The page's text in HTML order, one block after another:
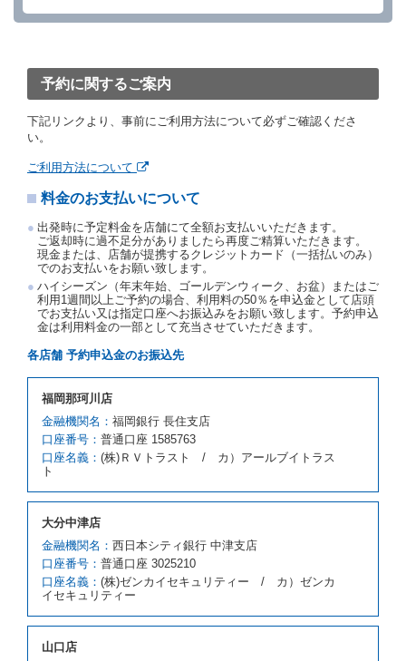
を１時間以上経過してもレンタカー貸渡契約（以下
約取消手数料を当社に支払うものとし、当社は、この
予約取消手数料の支払いがあったときは、受領済の予
約申込金を借受人に返還するものとします。
当社の都合により、予約が取り消されたとき、又は貸
約申込金を返還するものとします。
若しくは当社のいずれの責にもよらない事由により貸
たものとします。この場合、当社は受領済の予約申込
金を返還するものとします。
第５条（代替レンタカー）
当社は、借受人から予約のあった車種クラスのレンタ
カーを貸し渡すことができないときは、予約と異なる
車種クラスのレンタカー（以下「代替レンタカー」と
いいます。）の貸渡しを申し入れることができるもの
とします。
クラスを除き予約時と同一の借受条件でレンタカー提
携先の代替レンタカーを貸し渡すものとします。な
お、代替レンタカーの貸渡料金が予約された車種クラ
スの貸渡料金より高くなるときは、予約した車種クラ
スの貸渡料金によるものとし、予約された車種クラス
借受人は、第１項の代替レンタカーの貸渡しの申入れ
を拒絶し、予約を取り消すことができるものとしま
す。
前項の場合、第１項の貸渡しをすることができない原
因が、当社の責に帰する事由によるときには第４条第
４項の予約の取消しとして取り扱い、当社は受領済の
予約申込金を返還するものとします。
原因が、当社の責に帰さない事由による時には第４条
予約に関するご案内
下記リンクより、事前にご利用方法について必ずご確認くださ
い。
ご利用方法について
料金のお支払いについて
出発時に予定料金を店舗にて全額お支払いいただきます。
ご返却時に過不足分がありましたら再度ご精算いただきます。
現金または、店舗が提携するクレジットカード（一括払いのみ）
でのお支払いをお願い致します。
ハイシーズン（年末年始、ゴールデンウィーク、お盆）またはご
利用1週間以上ご予約の場合、利用料の50％を申込金として店頭
でお支払い又は指定口座へお振込みをお願い致します。予約申込
金は利用料金の一部として充当させていただきます。
各店舗 予約申込金のお振込先
福岡那珂川店
金融機関名： 福岡銀行 長住支店
口座番号： 普通口座 1585763
口座名義： (株)ＲＶトラスト / カ）アールブイトラス
ト
大分中津店
金融機関名： 西日本シティ銀行 中津支店
口座番号： 普通口座 3025210
口座名義： (株)ゼンカイセキュリティー / カ）ゼンカ
イセキュリティー
山口店